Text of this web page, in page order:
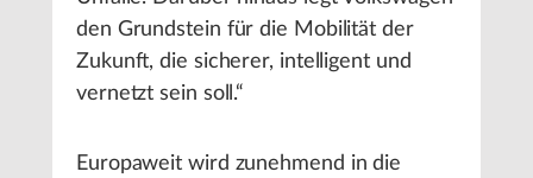
den Grundstein für die Mobilität der
Zukunft, die sicherer, intelligent und
vernetzt sein soll.“
Europaweit wird zunehmend in die